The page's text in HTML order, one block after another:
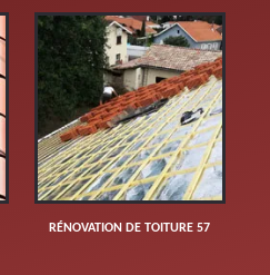
RÉNOVATION DE TOITURE 57